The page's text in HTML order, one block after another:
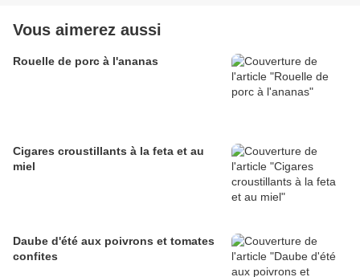
Vous aimerez aussi
Rouelle de porc à l'ananas
Cigares croustillants à la feta et au
miel
Daube d'été aux poivrons et tomates
confites